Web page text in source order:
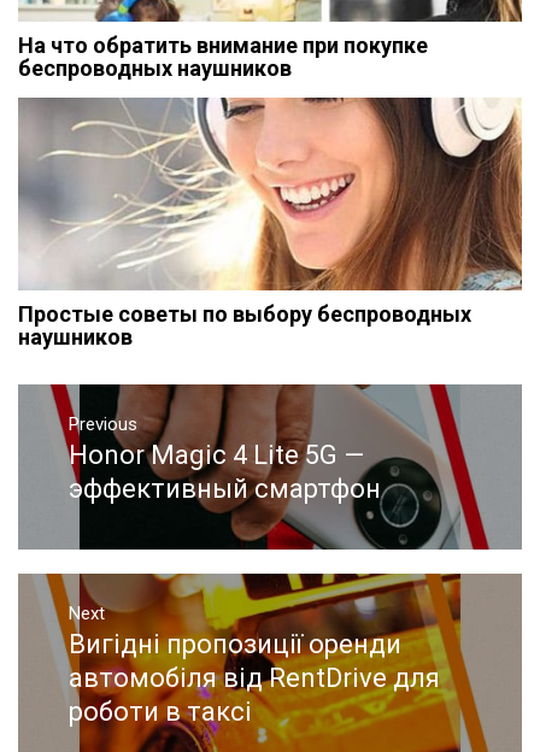
На что обратить внимание при покупке
беспроводных наушников
Простые советы по выбору беспроводных
наушников
Навигация
записям
Previous
Previous
post:
Honor Magic 4 Lite 5G —
эффективный смартфон
Next
Next
post:
Вигідні пропозиції оренди
автомобіля від RentDrive для
роботи в таксі